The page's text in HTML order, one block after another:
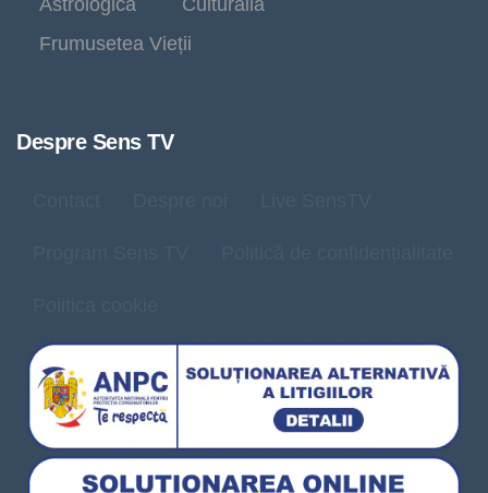
Astrologica
Culturalia
Frumusetea Vieții
Despre Sens TV